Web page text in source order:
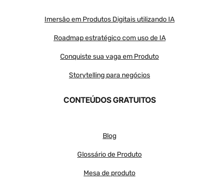
Imersão em Produtos Digitais utilizando IA
Roadmap estratégico com uso de IA
Conquiste sua vaga em Produto
Storytelling para negócios
CONTEÚDOS GRATUITOS
Blog
Glossário de Produto
Mesa de produto